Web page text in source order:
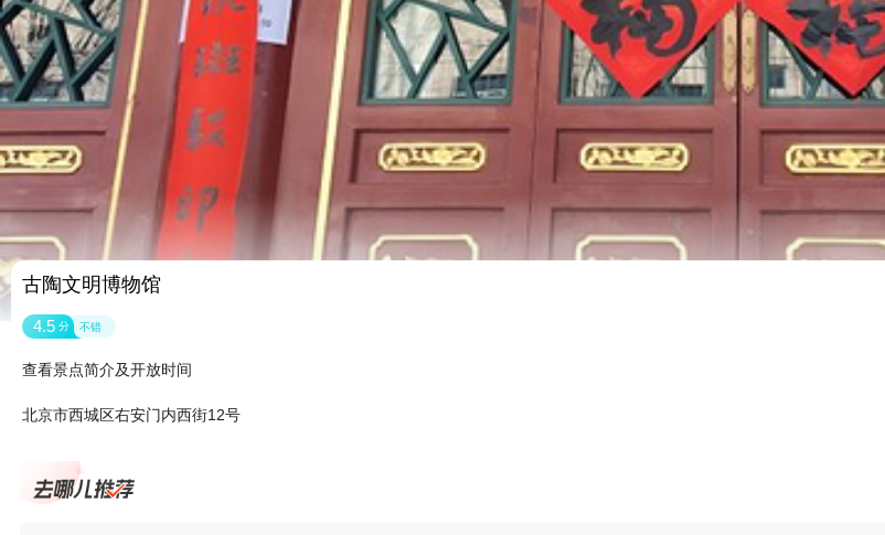
古陶文明博物馆
4.5 分 不错
查看景点简介及开放时间
北京市西城区右安门内西街12号